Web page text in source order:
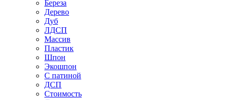
Береза
Дерево
Дуб
ЛДСП
Массив
Пластик
Шпон
Экошпон
С патиной
ДСП
Стоимость